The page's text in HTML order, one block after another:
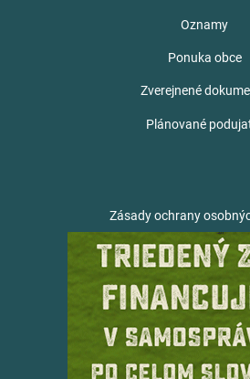
Oznamy
Ponuka obce
Zverejnené
Plánované
Zásady ochrany